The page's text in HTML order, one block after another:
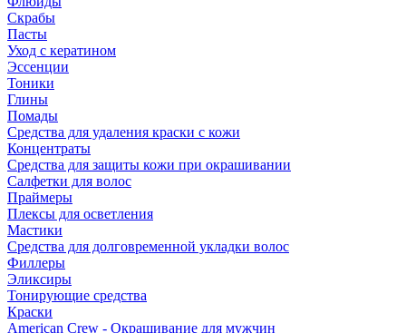
Скрабы
Пасты
Уход с кератином
Эссенции
Тоники
Глины
Помады
Средства для удаления краски с кожи
Концентраты
Средства для защиты кожи при окрашивании
Салфетки для волос
Праймеры
Плексы для осветления
Мастики
Средства для долговременной укладки волос
Филлеры
Эликсиры
Тонирующие средства
Краски
American Crew - Окрашивание для мужчин